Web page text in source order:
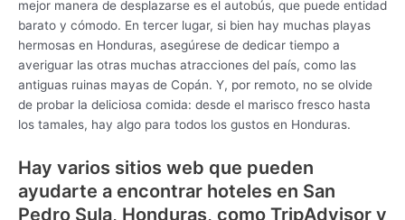
mejor manera de desplazarse es el autobús, que puede entidad
barato y cómodo. En tercer lugar, si bien hay muchas playas
hermosas en Honduras, asegúrese de dedicar tiempo a
averiguar las otras muchas atracciones del país, como las
antiguas ruinas mayas de Copán. Y, por remoto, no se olvide
de probar la deliciosa comida: desde el marisco fresco hasta
los tamales, hay algo para todos los gustos en Honduras.
Hay varios sitios web que pueden
ayudarte a encontrar hoteles en San
Pedro Sula, Honduras, como TripAdvisor y